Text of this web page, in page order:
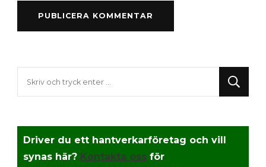
något?
Driver du ett hantverkarföretag och vill
synas här? Kontakta oss för